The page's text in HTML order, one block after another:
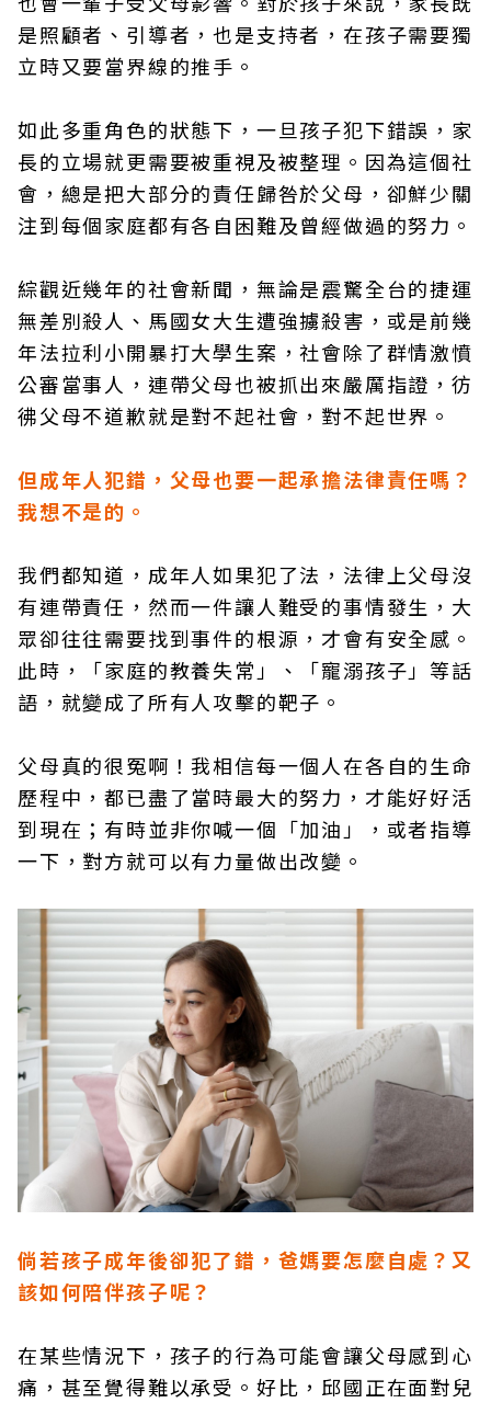
是照顧者、引導者，也是支持者，在孩子需要獨
立時又要當界線的推手。
如此多重角色的狀態下，一旦孩子犯下錯誤，家
長的立場就更需要被重視及被整理。因為這個社
會，總是把大部分的責任歸咎於父母，卻鮮少關
注到每個家庭都有各自困難及曾經做過的努力。
綜觀近幾年的社會新聞，無論是震驚全台的捷運
無差別殺人、馬國女大生遭強擄殺害，或是前幾
年法拉利小開暴打大學生案，社會除了群情激憤
公審當事人，連帶父母也被抓出來嚴厲指證，彷
彿父母不道歉就是對不起社會，對不起世界。
但成年人犯錯，父母也要一起承擔法律責任嗎？
我想不是的。
我們都知道，成年人如果犯了法，法律上父母沒
有連帶責任，然而一件讓人難受的事情發生，大
眾卻往往需要找到事件的根源，才會有安全感。
此時，「家庭的教養失常」、「寵溺孩子」等話
語，就變成了所有人攻擊的靶子。
父母真的很冤啊！我相信每一個人在各自的生命
歷程中，都已盡了當時最大的努力，才能好好活
到現在；有時並非你喊一個「加油」，或者指導
一下，對方就可以有力量做出改變。
倘若孩子成年後卻犯了錯，爸媽要怎麼自處？又
該如何陪伴孩子呢？
在某些情況下，孩子的行為可能會讓父母感到心
痛，甚至覺得難以承受。好比，邱國正在面對兒